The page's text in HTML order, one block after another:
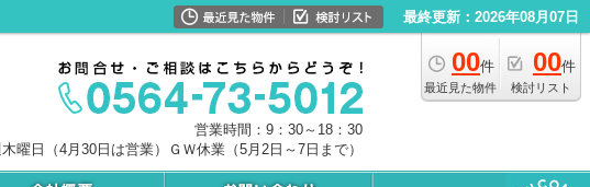
最終更新：2026年08月07日
00件
最近見た物件
00件
検討リスト
営業時間：9：30～18：30
曜日（4月30日は営業）ＧＷ休業（5月2日～7日まで）